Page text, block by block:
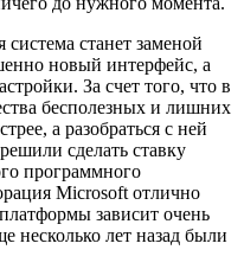
станет заменой
новый интерфейс, а
За счет того, что в
бесполезных и лишних
а разобраться с ней
сделать ставку
программного
Microsoft отлично
зависит очень
несколько лет назад были